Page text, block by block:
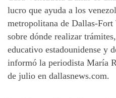
lucro que ayuda a los
metropolitana de Dallas-
sobre dónde realizar
educativo estadounidense y
informó la periodista María
de julio en dallasnews.com.